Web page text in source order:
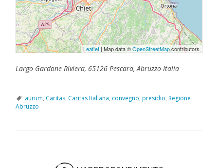
Leaflet| Map data ©OpenStreetMapcontributors
Largo Gardone Riviera, 65126 Pescara, Abruzzo Italia
aurum, Caritas, Caritas Italiana, convegno,presidio,Regione
Abruzzo